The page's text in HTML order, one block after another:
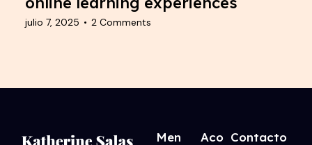
julio 7, 2025 2 Comments
Men
Aco Contacto